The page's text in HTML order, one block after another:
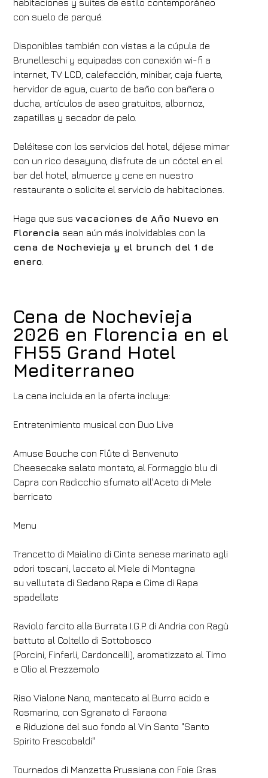
habitaciones y suites de estilo contemporáneo
con suelo de parqué.
Disponibles también con vistas a la cúpula de
Brunelleschi y equipadas con conexión wi-fi a
internet, TV LCD, calefacción, minibar, caja fuerte,
hervidor de agua, cuarto de baño con bañera o
ducha, artículos de aseo gratuitos, albornoz,
zapatillas y secador de pelo.
Deléitese con los servicios del hotel, déjese mimar
con un rico desayuno, disfrute de un cóctel en el
bar del hotel, almuerce y cene en nuestro
restaurante o solicite el servicio de habitaciones.
Haga que susvacaciones de Año Nuevo en
Florencia sean aún más inolvidables con la
cena de Nochevieja y el brunch del 1 de
enero
Cena de Nochevieja
2026 en Florencia en el
FH55 Grand Hotel
Mediterraneo
La cena incluida en la oferta incluye:
Entretenimiento musical con Duo Live
Amuse Bouche con Flûte di Benvenuto
Cheesecake salato montato, al Formaggio blu di
Capra con Radicchio sfumato all'Aceto di Mele
barricato
Menu
Trancetto di Maialino di Cinta senese marinato agli
odori toscani, laccato al Miele di Montagna
su vellutata di Sedano Rapa e Cime di Rapa
spadellate
Raviolo farcito alla Burrata I.G.P. di Andria con Ragù
battuto al Coltello di Sottobosco
(Porcini, Finferli, Cardoncelli), aromatizzato al Timo
e Olio al Prezzemolo
Riso Vialone Nano, mantecato al Burro acido e
Rosmarino, con Sgranato di Faraona
e Riduzione del suo fondo al Vin Santo "Santo
Spirito Frescobaldi"
Tournedos di Manzetta Prussiana con Foie Gras